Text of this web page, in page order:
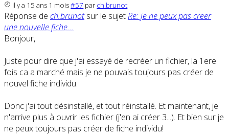
il y a 15 ans 1 mois#57 par ch.brunot
Réponse de ch.brunotsur le sujetRe: je ne peux pas creer
une nouvelle fiche...
Bonjour,
Juste pour dire que j'ai essayé de recréer un fichier, la 1ere
fois ca a marché mais je ne pouvais toujours pas créer de
nouvel fiche individu.
Donc j'ai tout désinstallé, et tout réinstallé. Et maintenant, je
n'arrive plus à ouvrir les fichier (j'en ai créer 3...). Et bien sur je
ne peux toujours pas créer de fiche individu!